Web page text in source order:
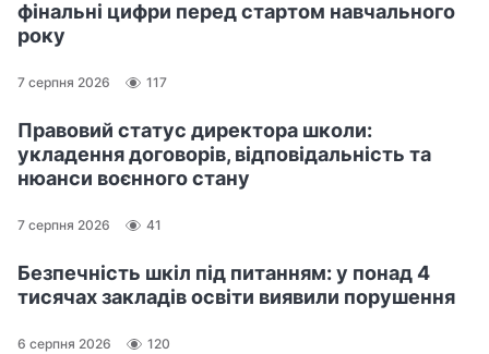
фінальні цифри перед стартом навчального
року
7 серпня 2026 117
Правовий статус директора школи:
укладення договорів, відповідальність та
нюанси воєнного стану
7 серпня 2026 41
Безпечність шкіл під питанням: у понад 4
тисячах закладів освіти виявили порушення
6 серпня 2026 120